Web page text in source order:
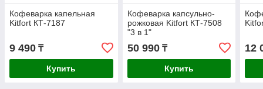
Кофеварка капельная
Kitfort КТ-7187
9 490 ₸
Купить
Кофеварка капсульно-
рожковая Kitfort КТ-7508
"3 в 1"
50 990₸
Купить
12